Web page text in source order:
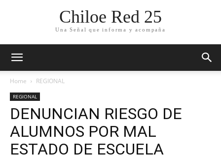
Chiloe Red 25
Una Señal que informa y acompaña
Home REGIONAL
REGIONAL
DENUNCIAN RIESGO DE
ALUMNOS POR MAL
ESTADO DE ESCUELA